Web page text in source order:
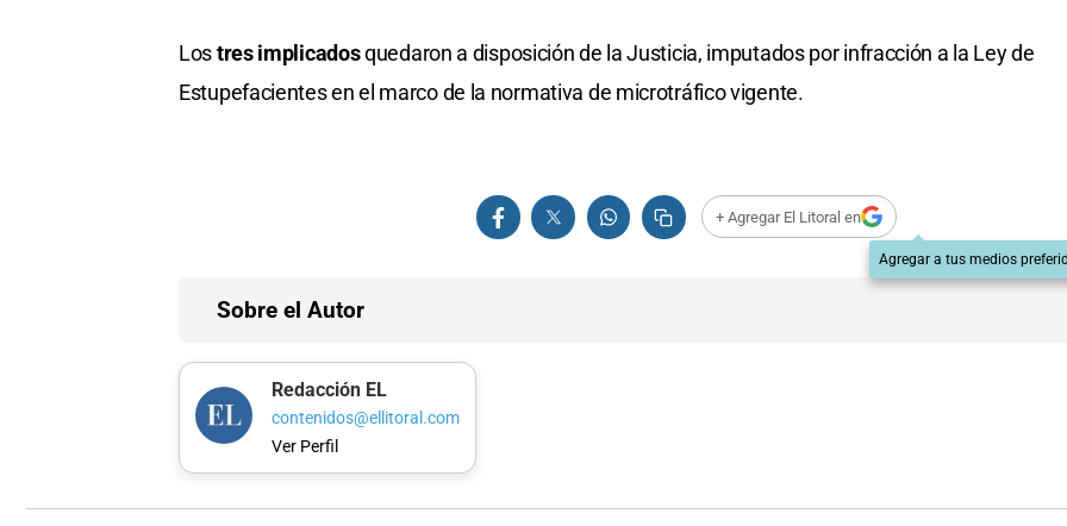
Lostres implicadosquedaron a disposición de la Justicia, imputados por infracción a la Ley de
Estupefacientes en el marco de la normativa de microtráfico vigente.
+ Agregar El Litoral en
Agregar a tus medios
Sobre el Autor
Redacción EL
contenidos@ellitoral.com
Ver Perfil